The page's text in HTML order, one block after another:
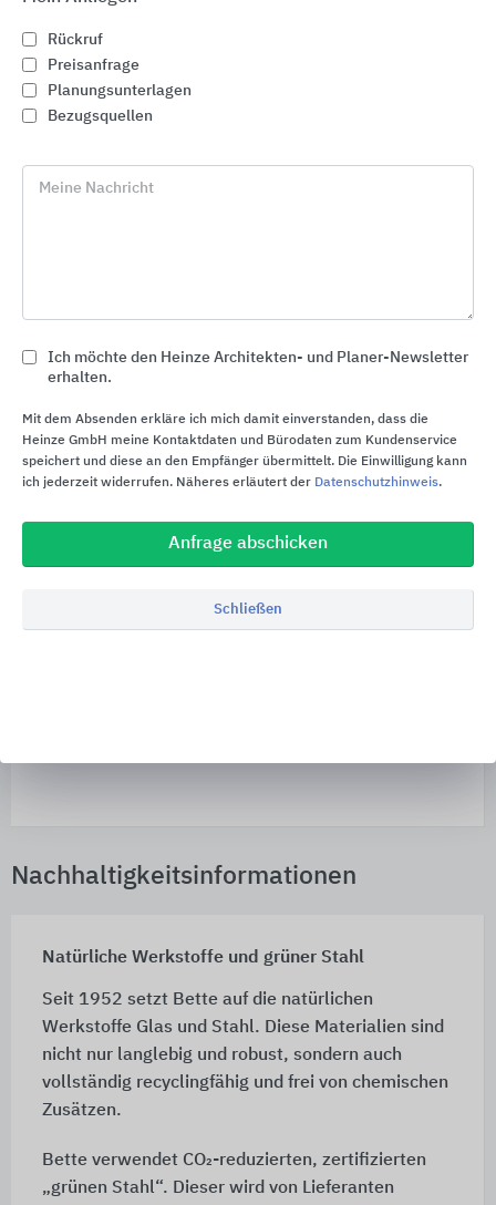
(Environmental Product Declaration) nach.
Unternehmen
Stahlumformung und Emaillierung spezialisiert.
Badewannen, Duschwannen und Waschtischen in
einer Vielzahl an Oberflächenfarben hergestellt.
Das BetteBaulabor in Delbrück ist ein Schulungs-
und Besucherzentrum, das auf viele Fragen der
Produkte eine Antwort gibt. In den Schulungs- und
Vortragsräumen finden Seminare für Handwerk,
Schnittstellen zum Gebäude und praxisorientierte
Nachhaltigkeitsinformationen
Natürliche Werkstoffe und grüner Stahl
Seit 1952 setzt Bette auf die natürlichen
Werkstoffe Glas und Stahl. Diese Materialien sind
nicht nur langlebig und robust, sondern auch
vollständig recyclingfähig und frei von chemischen
Zusätzen.
Bette verwendet CO₂-reduzierten, zertifizierten
„grünen Stahl“. Dieser wird von Lieferanten
Rückruf
Preisanfrage
Planungsunterlagen
Bezugsquellen
Meine Nachricht
Ich möchte den Heinze Architekten- und Planer-Newsletter
erhalten.
Mit dem Absenden erkläre ich mich damit einverstanden, dass die
Heinze GmbH meine Kontaktdaten und Bürodaten zum Kundenservice
speichert und diese an den Empfänger übermittelt. Die Einwilligung kann
ich jederzeit widerrufen. Näheres erläutert der Datenschutzhinweis.
Anfrage abschicken
Schließen